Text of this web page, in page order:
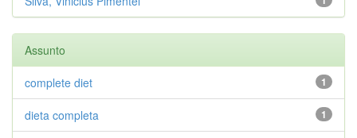
Assunto
1
complete diet
1
dieta completa